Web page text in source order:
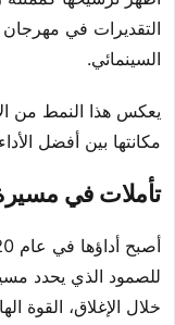
التقديرات في
السينمائي.
يعكس هذا النمط من
مكانتها بين أفضل
تأملات في
للصمود الذي يحدد
خلال الإغلاق، القوة